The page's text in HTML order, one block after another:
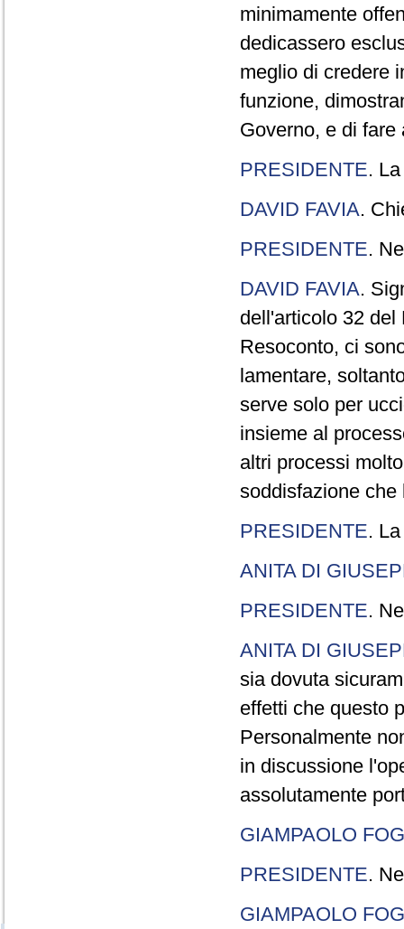
minimamente
dedicassero
meglio di credere
funzione,
Governo, e di
PRESIDENTE.
DAVID FAVIA.
PRESIDENTE.
DAVID FAVIA.
dell'articolo 32 del
Resoconto, ci
lamentare,
serve solo per
insieme al
altri processi
soddisfazione che
PRESIDENTE.
ANITA DI
PRESIDENTE.
ANITA DI
sia dovuta
effetti che questo
Personalmente
in discussione
assolutamente
GIAMPAOLO
PRESIDENTE.
GIAMPAOLO